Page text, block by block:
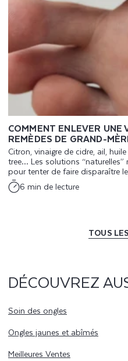
COMMENT ENLEVER UNE
REMÈDES DE GRAND-
Citron, vinaigre de cidre, ail,
tree… Les solutions
pour tenter de faire disparaître
6 min de lecture
TOUS
DÉCOUVREZ
Soin des ongles
Ongles jaunes et abîmés
Meilleures Ventes